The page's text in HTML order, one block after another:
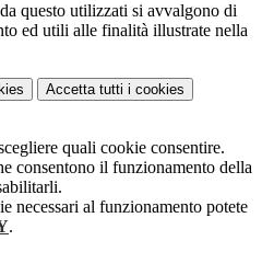
questo utilizzati si avvalgono di
ed utili alle finalità illustrate nella
Accetta tutti i cookies
quali cookie consentire.
consentono il funzionamento della
necessari al funzionamento potete
.